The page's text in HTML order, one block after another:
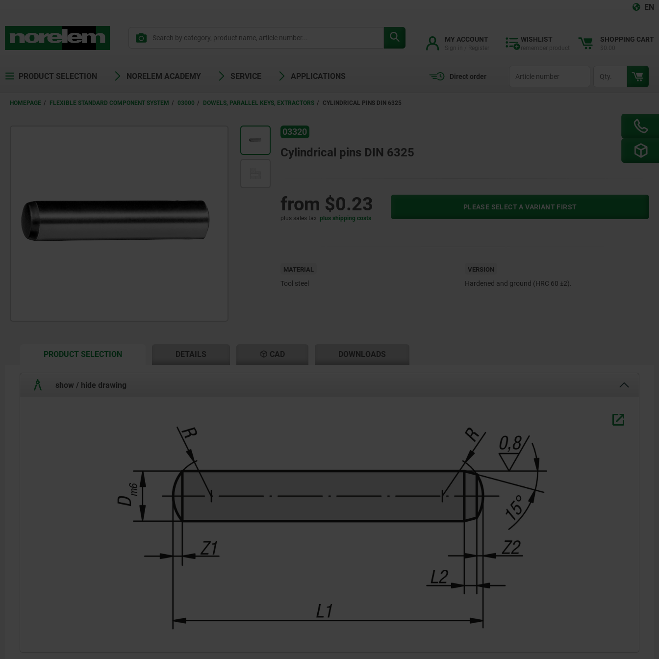
EN
MY ACCOUNT WISHLIST SHOPPING CART
PRODUCT SELECTION NORELEM ACADEMY SERVICE APPLICATIONS Direct order
HOMEPAGE FLEXIBLE STANDARD COMPONENT SYSTEM 03000 DOWELS, PARALLEL KEYS, EXTRACTORS CYLINDRICAL PINS DIN 6325
03320
Cylindrical pins DIN 6325
from $0.23
plus sales tax plus shipping costs
PLEASE SELECT A VARIANT FIRST
MATERIAL
Tool steel
VERSION
Hardened and ground (HRC 60 ±2).
PRODUCT SELECTIONCURRENT
DETAILS CAD DOWNLOADS
show / hide drawing